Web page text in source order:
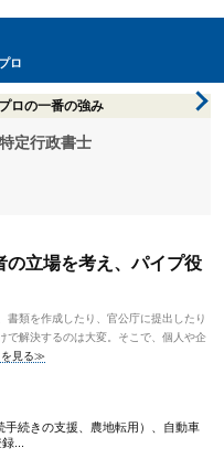
ロ
ロの一番の強み
定行政書士
の立場を考え、パイプ役
類を作成したり、官公庁に提出したり
で解決するのは大変。そこで、個人や企
を見る≫
きの支援、農地転用）、自動車
...